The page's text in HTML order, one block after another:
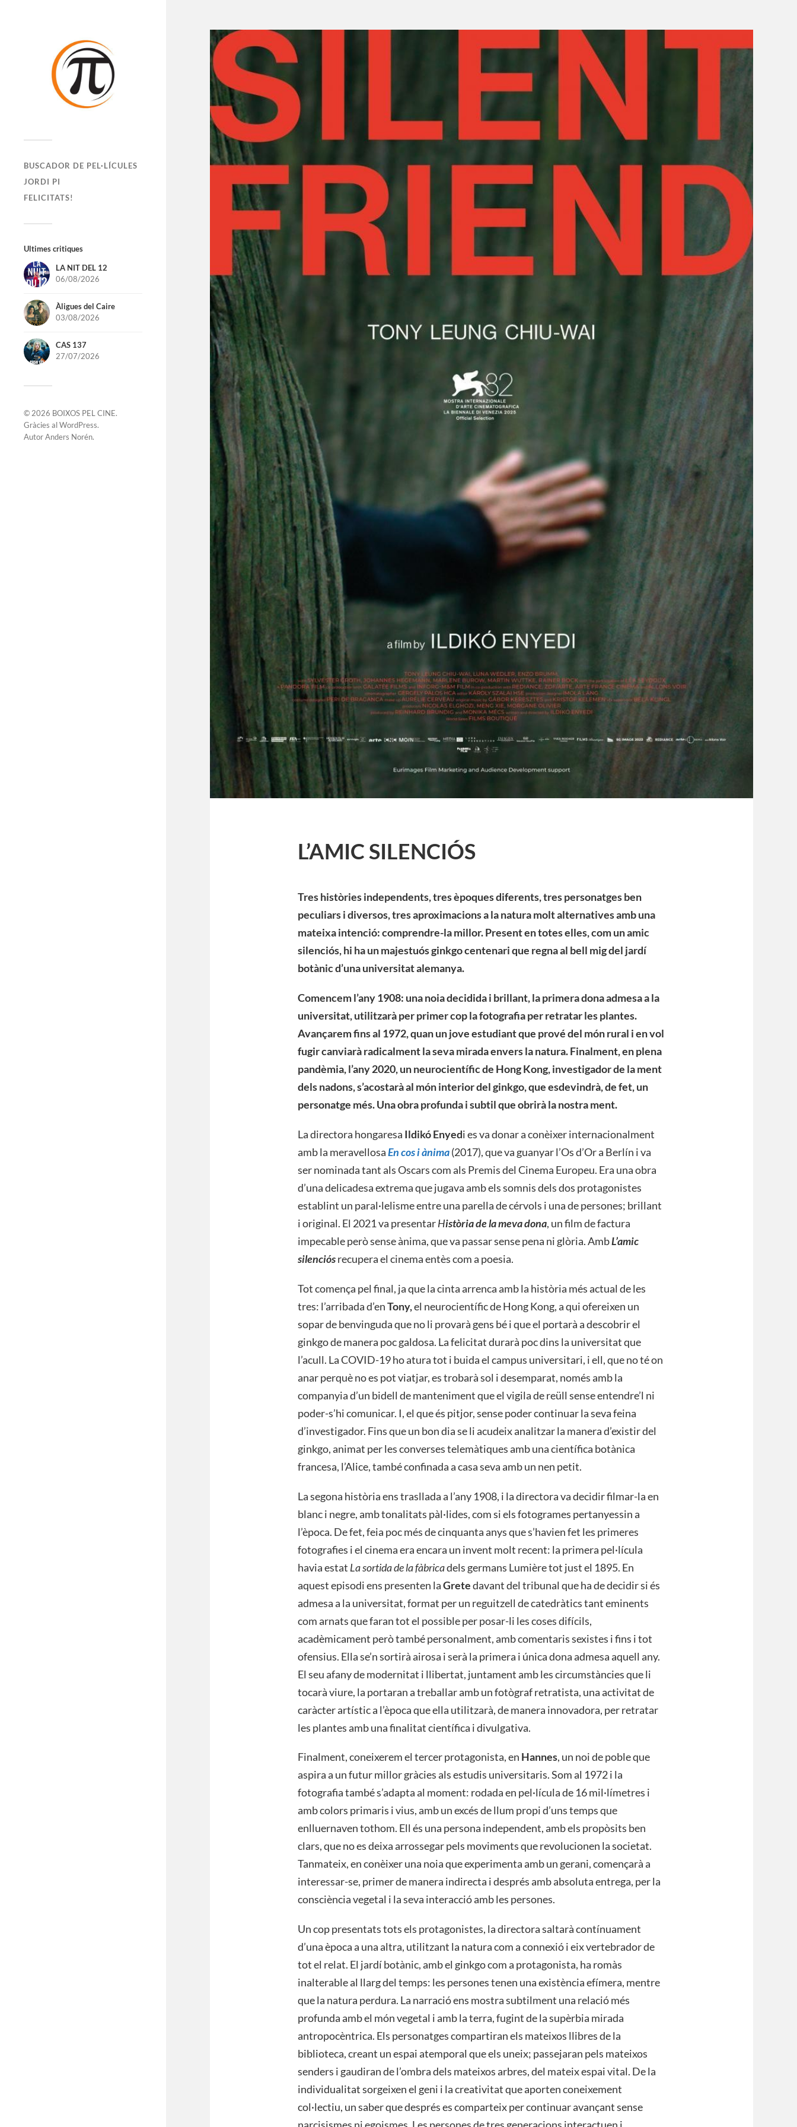
BUSCADOR DE PEL·LÍCULES
JORDI PI
FELICITATS!
Ultimes critiques
LA NIT DEL 12
06/08/2026
Àligues del Caire
03/08/2026
CAS 137
27/07/2026
© 2026 BOIXOS PEL CINE.
Gràcies alWordPress.
AutorAnders Norén.
L’AMIC SILENCIÓS
Tres històries independents, tres èpoques diferents, tres personatges ben
peculiars i diversos, tres aproximacions a la natura molt alternatives amb una
mateixa intenció: comprendre-la millor. Present en totes elles, com un amic
silenciós, hi ha un majestuós ginkgo centenari que regna al bell mig del jardí
botànic d’una universitat alemanya.
Comencem l’any 1908: una noia decidida i brillant, la primera dona admesa a la
universitat, utilitzarà per primer cop la fotografia per retratar les plantes.
Avançarem fins al 1972, quan un jove estudiant que prové del món rural i en vol
fugir canviarà radicalment la seva mirada envers la natura. Finalment, en plena
pandèmia, l’any 2020, un neurocientífic de Hong Kong, investigador de la ment
dels nadons, s’acostarà al món interior del ginkgo, que esdevindrà, de fet, un
personatge més. Una obra profunda i subtil que obrirà la nostra ment.
La directora hongaresa Ildikó Enyedi es va donar a conèixer internacionalment
amb la meravellosaEn cos i ànima(2017), que va guanyar l’Os d’Or a Berlín i va
ser nominada tant als Oscars com als Premis del Cinema Europeu. Era una obra
d’una delicadesa extrema que jugava amb els somnis dels dos protagonistes
establint un paral·lelisme entre una parella de cérvols i una de persones; brillant
i original. El 2021 va presentarHistòria de la meva dona, un film de factura
impecable però sense ànima, que va passar sense pena ni glòria. AmbL’amic
silenciósrecupera el cinema entès com a poesia.
Tot comença pel final, ja que la cinta arrenca amb la història més actual de les
tres: l’arribada d’enTony,el neurocientífic de Hong Kong, a qui ofereixen un
sopar de benvinguda que no li provarà gens bé i que el portarà a descobrir el
ginkgo de manera poc galdosa. La felicitat durarà poc dins la universitat que
l’acull. La COVID-19 ho atura tot i buida el campus universitari, i ell, que no té on
anar perquè no es pot viatjar, es trobarà sol i desemparat, només amb la
companyia d’un bidell de manteniment que el vigila de reüll sense entendre’l ni
poder-s’hi comunicar. I, el que és pitjor, sense poder continuar la seva feina
d’investigador. Fins que un bon dia se li acudeix analitzar la manera d’existir del
ginkgo, animat per les converses telemàtiques amb una científica botànica
francesa, l’Alice, també confinada a casa seva amb un nen petit.
La segona història ens trasllada a l’any 1908, i la directora va decidir filmar-la en
blanc i negre, amb tonalitats pàl·lides, com si els fotogrames pertanyessin a
l’època. De fet, feia poc més de cinquanta anys que s’havien fet les primeres
fotografies i el cinema era encara un invent molt recent: la primera pel·lícula
havia estat La sortida de la fàbricadels germans Lumière tot just el 1895. En
aquest episodi ens presenten laGretedavant del tribunal que ha de decidir si és
admesa a la universitat, format per un reguitzell de catedràtics tant eminents
com arnats que faran tot el possible per posar-li les coses difícils,
acadèmicament però també personalment, amb comentaris sexistes i fins i tot
ofensius. Ella se’n sortirà airosa i serà la primera i única dona admesa aquell any.
El seu afany de modernitat i llibertat, juntament amb les circumstàncies que li
tocarà viure, la portaran a treballar amb un fotògraf retratista, una activitat de
caràcter artístic a l’època que ella utilitzarà, de manera innovadora, per retratar
les plantes amb una finalitat científica i divulgativa.
Finalment, coneixerem el tercer protagonista, en Hannes, un noi de poble que
aspira a un futur millor gràcies als estudis universitaris. Som al 1972 i la
fotografia també s’adapta al moment: rodada en pel·lícula de 16 mil·límetres i
amb colors primaris i vius, amb un excés de llum propi d’uns temps que
enlluernaven tothom. Ell és una persona independent, amb els propòsits ben
clars, que no es deixa arrossegar pels moviments que revolucionen la societat.
Tanmateix, en conèixer una noia que experimenta amb un gerani, començarà a
interessar-se, primer de manera indirecta i després amb absoluta entrega, per la
consciència vegetal i la seva interacció amb les persones.
Un cop presentats tots els protagonistes, la directora saltarà contínuament
d’una època a una altra, utilitzant la natura com a connexió i eix vertebrador de
tot el relat. El jardí botànic, amb el ginkgo com a protagonista, ha romàs
inalterable al llarg del temps: les persones tenen una existència efímera, mentre
que la natura perdura. La narració ens mostra subtilment una relació més
profunda amb el món vegetal i amb la terra, fugint de la supèrbia mirada
antropocèntrica. Els personatges compartiran els mateixos llibres de la
biblioteca, creant un espai atemporal que els uneix; passejaran pels mateixos
senders i gaudiran de l’ombra dels mateixos arbres, del mateix espai vital. De la
individualitat sorgeixen el geni i la creativitat que aporten coneixement
col·lectiu, un saber que després es comparteix per continuar avançant sense